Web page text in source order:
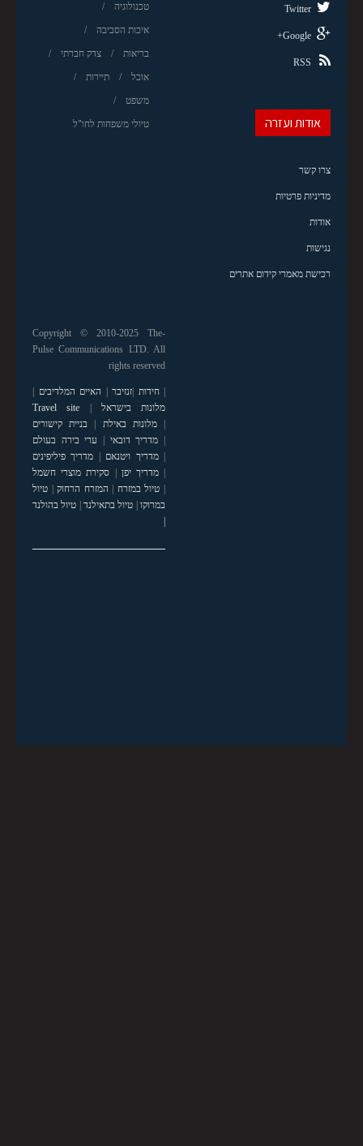
טכנולוגיה
איכות הסביבה
בריאות צדק חברתי
אוכל תיירות
משפט
טיולי משפחות לחו"ל
Twitter
Google+
RSS
אודות ועזרה
צרו קשר
מדיניות פרטיות
אודות
נגישות
רכישת מאמרי קידום אתרים
Copyright © 2010-2025 The-
Pulse Communications LTD. All
rights reserved
|חידות זנזיבר האיים המלדיבים
מלונות בישראל
Travel site
|מלונות באילת
בניית קישורים
מדריך דובאי
ערי בירה בעולם
|מדריך ויטנאם
מדריך פיליפינים
|מדריך יפן
סקירת מוצרי חשמל
טיול במזרח המזרח הרחוק| טיול
במרוקו| טיול בתאילנד| טיול בהולנד